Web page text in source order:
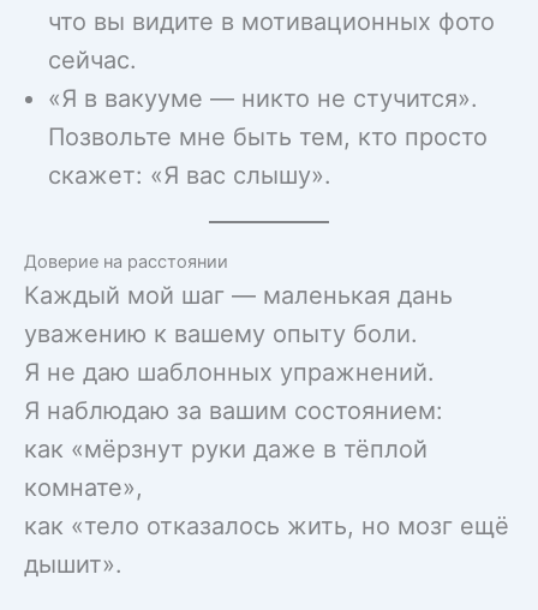
что вы видите в мотивационных фото
сейчас.
«Я в вакууме — никто не стучится».
Позвольте мне быть тем, кто просто
скажет: «Я вас слышу».
Доверие на расстоянии
Каждый мой шаг — маленькая дань
уважению к вашему опыту боли.
Я не даю шаблонных упражнений.
Я наблюдаю за вашим состоянием:
как «мёрзнут руки даже в тёплой
комнате»,
как «тело отказалось жить, но мозг ещё
дышит».